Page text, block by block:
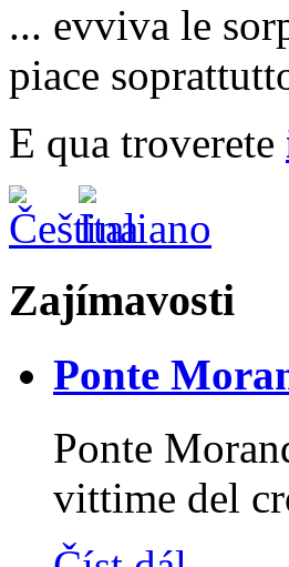
... evviva le
piace
E qua troverete
Zajímavosti
Ponte
Ponte
vittime del